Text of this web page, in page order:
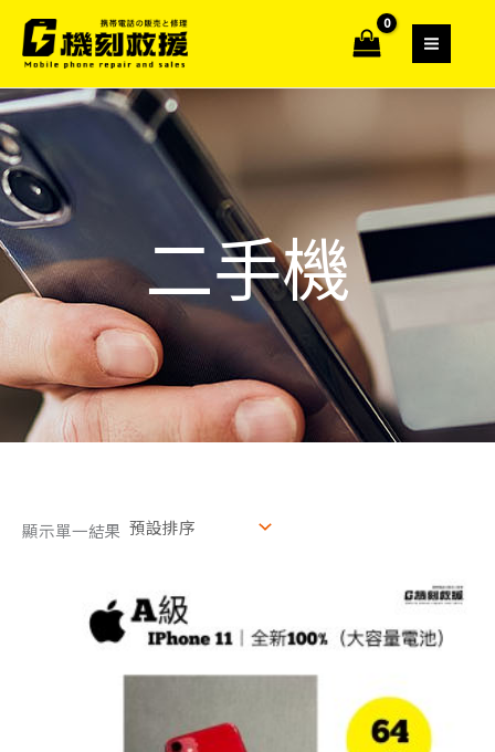
要
內
容
MAIN
二手機
S
e
r
c
h
2
個
品
1
個
品
1
個
品
顯示單一結果
始
價
格：
前
價
格：